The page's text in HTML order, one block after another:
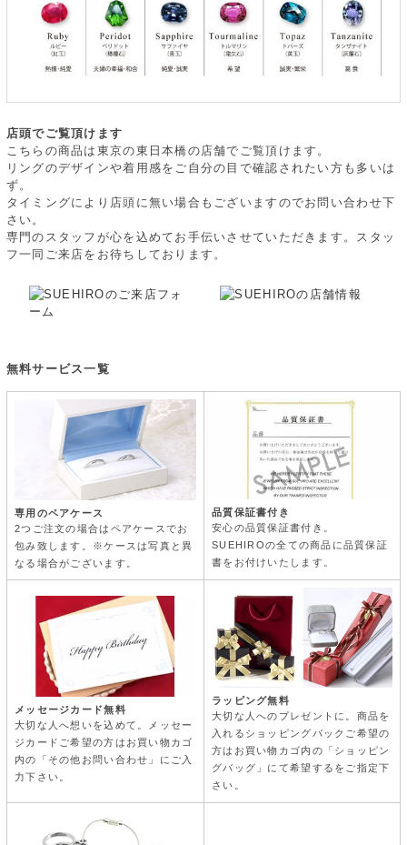
店頭でご覧頂けます
こちらの商品は東京の東日本橋の店舗でご覧頂けます。
リングのデザインや着用感をご自分の目で確認されたい方も多いは
ず。
タイミングにより店頭に無い場合もございますのでお問い合わせ下
さい。
専門のスタッフが心を込めてお手伝いさせていただきます。スタッ
フ一同ご来店をお待ちしております。
無料サービス一覧
専用のペアケース
2つご注文の場合はペアケースでお
包み致します。※ケースは写真と異
なる場合がございます。
品質保証書付き
安心の品質保証書付き。
SUEHIROの全ての商品に品質保証
書をお付けいたします。
メッセージカード無料
大切な人へ想いを込めて。メッセー
ジカードご希望の方はお買い物カゴ
内の「その他お問い合わせ」にご入
力下さい。
ラッピング無料
大切な人へのプレゼントに。商品を
入れるショッピングバックご希望の
方はお買い物カゴ内の「ショッピン
グバッグ」にて希望するをご指定下
さい。